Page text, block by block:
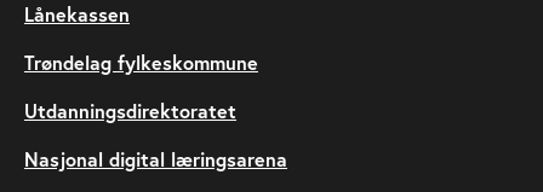
Lånekassen
Trøndelag fylkeskommune
Utdanningsdirektoratet
Nasjonal digital læringsarena